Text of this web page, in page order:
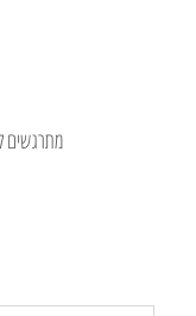
מתרגשים